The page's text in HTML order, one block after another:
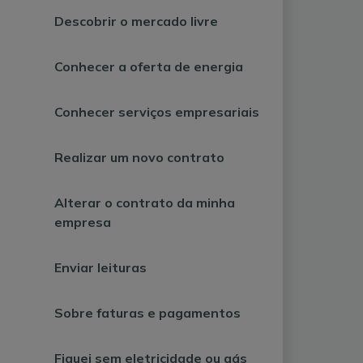
Descobrir o mercado livre
Conhecer a oferta de energia
Conhecer serviços empresariais
Realizar um novo contrato
Alterar o contrato da minha
empresa
Enviar leituras
Sobre faturas e pagamentos
Fiquei sem eletricidade ou gás